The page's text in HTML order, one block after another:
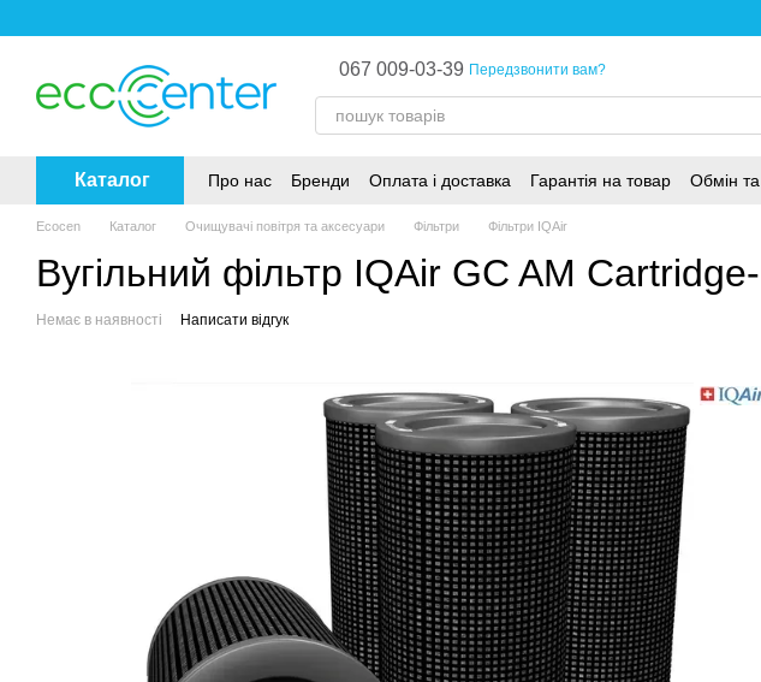
067 009-03-39 Передзвонити вам?
Каталог Про нас Бренди Оплата і доставка Гарантія на товар Обмін
Ecocen Каталог Очищувачі повітря та аксесуари Фільтри Фільтри IQAir
Вугільний фільтр IQAir GC AM
Немає в наявності Написати відгук